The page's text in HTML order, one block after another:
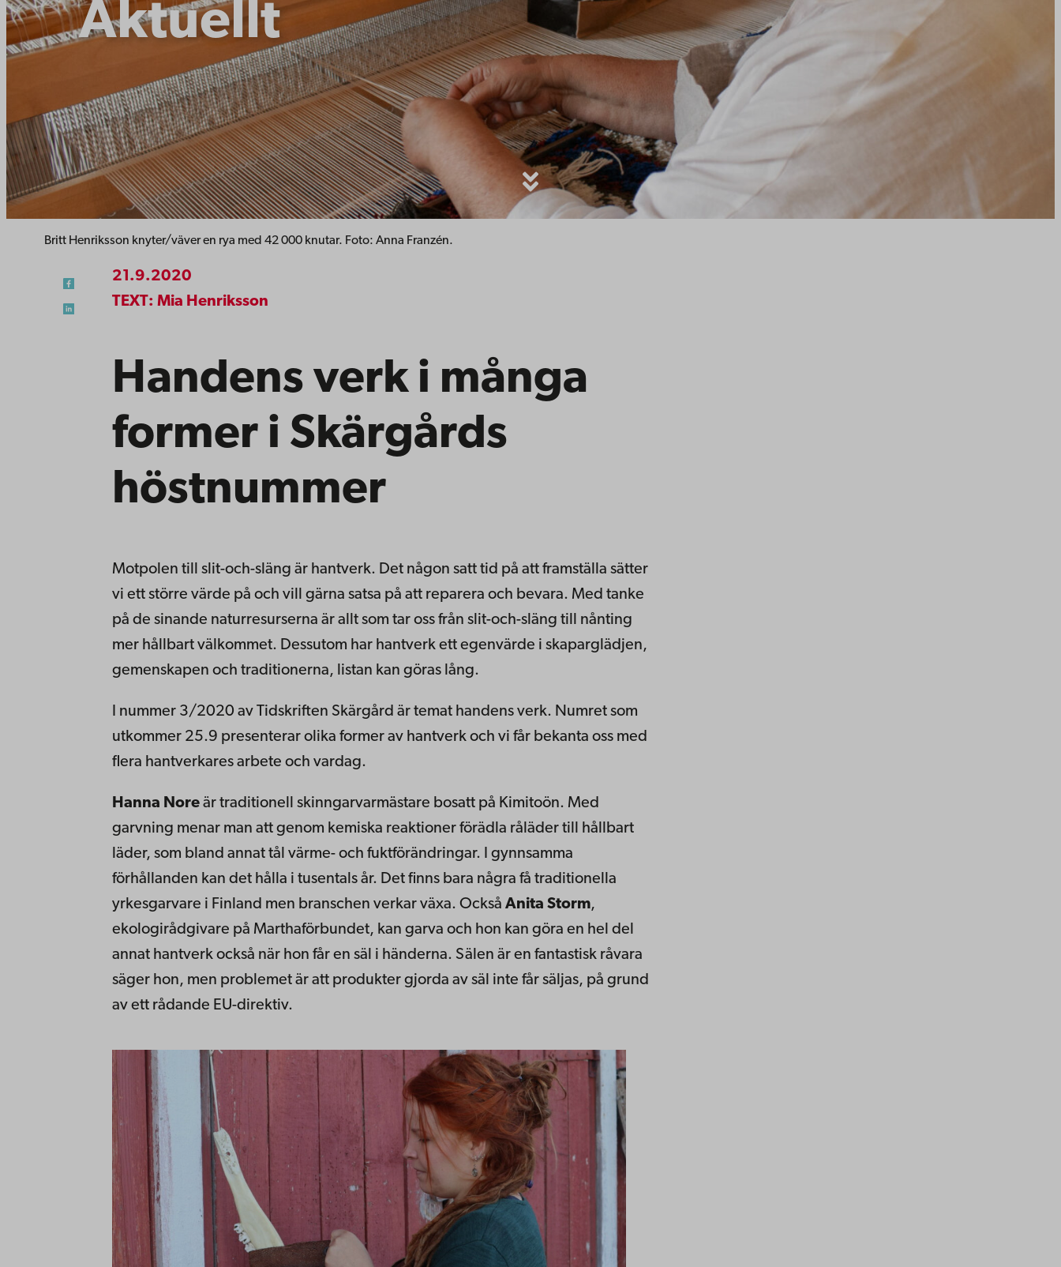
Aktuellt
Britt Henriksson knyter/väver en rya med 42 000 knutar. Foto: Anna Franzén.
21.9.2020
TEXT: Mia Henriksson
Handens verk i många
former i Skärgårds
höstnummer
Motpolen till slit-och-släng är hantverk. Det någon satt tid på att framställa sätter
vi ett större värde på och vill gärna satsa på att reparera och bevara. Med tanke
på de sinande naturresurserna är allt som tar oss från slit-och-släng till nånting
mer hållbart välkommet. Dessutom har hantverk ett egenvärde i skaparglädjen,
gemenskapen och traditionerna, listan kan göras lång.
I nummer 3/2020 av Tidskriften Skärgård är temat handens verk. Numret som
utkommer 25.9 presenterar olika former av hantverk och vi får bekanta oss med
flera hantverkares arbete och vardag.
Hanna Noreär traditionell skinngarvarmästare bosatt på Kimitoön. Med
garvning menar man att genom kemiska reaktioner förädla råläder till hållbart
läder, som bland annat tål värme- och fuktförändringar. I gynnsamma
förhållanden kan det hålla i tusentals år. Det finns bara några få traditionella
yrkesgarvare i Finland men branschen verkar växa. Också Anita Storm,
ekologirådgivare på Marthaförbundet, kan garva och hon kan göra en hel del
annat hantverk också när hon får en säl i händerna. Sälen är en fantastisk råvara
säger hon, men problemet är att produkter gjorda av säl inte får säljas, på grund
av ett rådande EU-direktiv.